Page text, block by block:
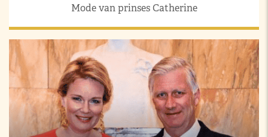
Mode van prinses Catherine